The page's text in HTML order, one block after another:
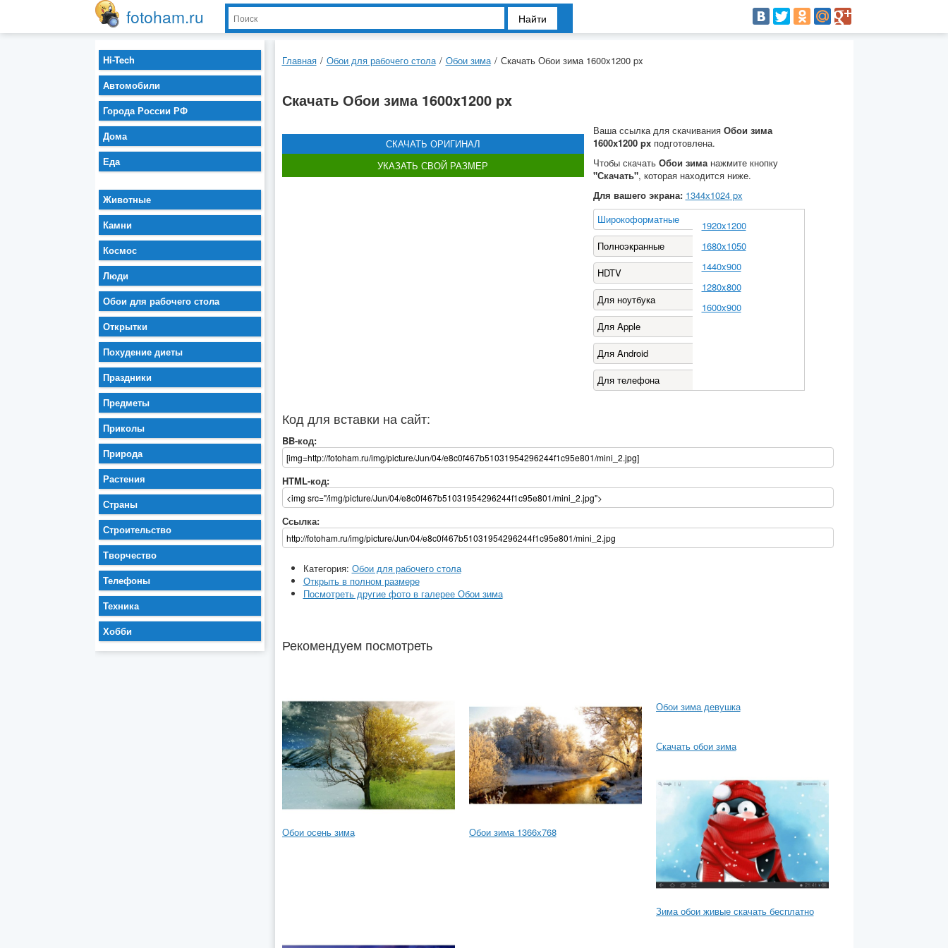
fotoham.ru Найти
Главная / Обои для рабочего стола / Обои зима / Скачать Обои зима 1600x1200 px
Скачать Обои зима 1600x1200 px
СКАЧАТЬ ОРИГИНАЛ
УКАЗАТЬ СВОЙ РАЗМЕР
Ваша ссылка для скачивания Обои зима
1600x1200 pxподготовлена.
Чтобы скачать Обои зиманажмите кнопку
"Скачать", которая находится ниже.
Для вашего экрана: 1344х1024px
Широкоформатные
Полноэкранные
HDTV
Для ноутбука
Для Apple
Для Android
Для телефона
1920x1200
1680x1050
1440x900
1280x800
1600x900
Код для вставки на сайт:
BB-код:
HTML-код:
Ссылка:
Категория: Обои для рабочего стола
Открыть в полном размере
Посмотреть другие фото в галерее Обои зима
Рекомендуем посмотреть
Обои осень зима Обои зима 1366х768
Обои зима девушка
Скачать обои зима
Зима обои живые скачать бесплатно
Hi-Tech
Автомобили
Города России РФ
Дома
Еда
Животные
Камни
Космос
Люди
Обои для рабочего стола
Открытки
Похудение диеты
Праздники
Предметы
Приколы
Природа
Растения
Страны
Строительство
Творчество
Телефоны
Техника
Хобби